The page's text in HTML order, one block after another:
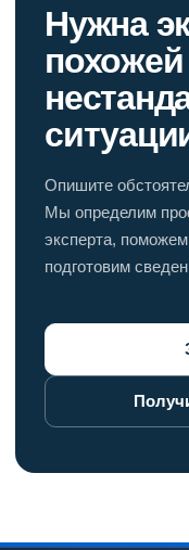
Нужна
Опишите
Мы определим
эксперта,
подготовим